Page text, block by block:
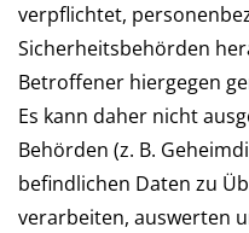
verpflichtet,
Sicherheitsbehörden
Betroffener hiergegen
Es kann daher nicht
Behörden (z. B.
befindlichen Daten zu
verarbeiten, auswerten